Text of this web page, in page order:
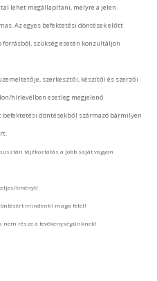
lehet megállapítani, melyre a jelen
Az egyes befektetési döntések előtt
szükség esetén konzultáljon
szerkesztői, készítői és szerzői
hírlevélben esetleg megjelenő
döntésekből származó bármilyen
tájékoztatás a jobb saját vagyon
mindenki maga felel!
része a tevékenységünknek!